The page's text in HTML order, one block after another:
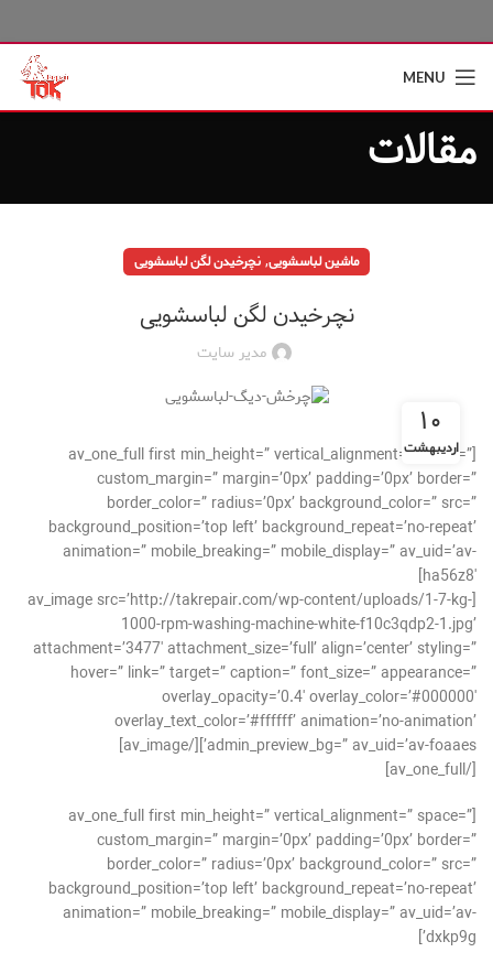
MENU
مقالات
ماشین لباسشویی, نچرخیدن لگن لباسشویی
نچرخیدن لگن لباسشویی
مدیر سایت
۱۰
اردیبهشت
[av_one_full first min_height=” vertical_alignment=” space=”
custom_margin=” margin=’0px’ padding=’0px’ border=”
border_color=” radius=’0px’ background_color=” src=”
background_position=’top left’ background_repeat=’no-repeat’
animation=” mobile_breaking=” mobile_display=” av_uid=’av-
ha56z8′]
[av_image src=’http://takrepair.com/wp-content/uploads/1-7-kg-
1000-rpm-washing-machine-white-f10c3qdp2-1.jpg’
attachment=’3477′ attachment_size=’full’ align=’center’ styling=”
hover=” link=” target=” caption=” font_size=” appearance=”
overlay_opacity=’0.4′ overlay_color=’#000000′
overlay_text_color=’#ffffff’ animation=’no-animation’
admin_preview_bg=” av_uid=’av-foaaes’][/av_image]
[/av_one_full]
[av_one_full first min_height=” vertical_alignment=” space=”
custom_margin=” margin=’0px’ padding=’0px’ border=”
border_color=” radius=’0px’ background_color=” src=”
background_position=’top left’ background_repeat=’no-repeat’
animation=” mobile_breaking=” mobile_display=” av_uid=’av-
dxkp9g’]